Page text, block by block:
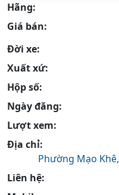
Hãng:
Giá bán:
Đời xe:
Xuất xứ:
Hộp số:
Ngày đăng:
Lượt xem:
Địa chỉ:
Phường Mạo Khê,
Liên hệ: